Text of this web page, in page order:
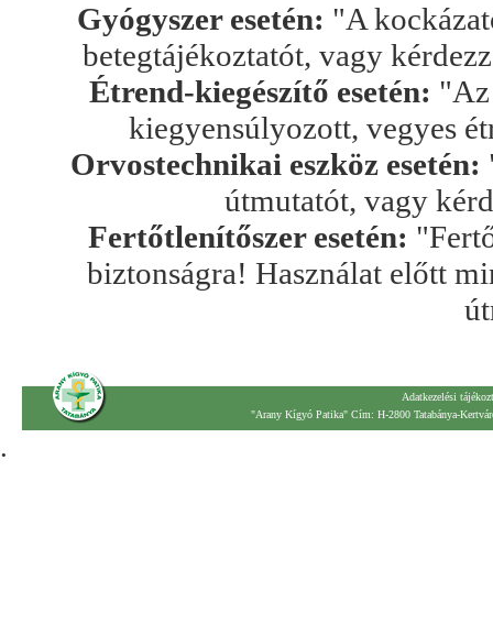
Gyógyszer esetén: "A
betegtájékoztatót, vagy
Étrend-kiegészítő esetén: "Az
kiegyensúlyozott, vegyes
Orvostechnikai eszköz esetén:
útmutatót, vagy
Fertőtlenítőszer esetén:
biztonságra! Használat előtt
Adatkezelési
"Arany Kígyó Patika" Cím: H-2800 Tatabánya-
.